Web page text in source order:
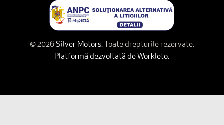
© 2026Silver Motors.Toate drepturile rezervate.
Platformă dezvoltată de Workleto.